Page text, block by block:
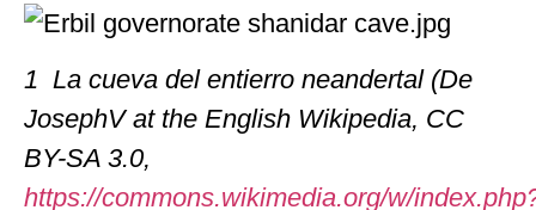
1 La cueva del entierro neandertal (De
JosephV at the English Wikipedia, CC
BY-SA 3.0,
https://commons.wikimedia.org/w/